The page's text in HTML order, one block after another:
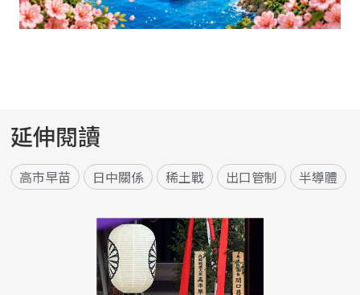
延伸閱讀
高市早苗 日中關係 稀土戰 出口管制 半導體